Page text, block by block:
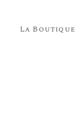
La Boutique
Vins